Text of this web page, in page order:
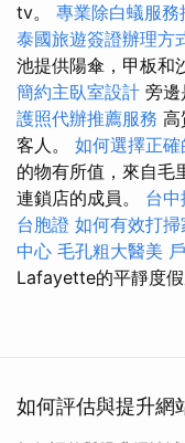
tv。 專業除白蟻服務
泰國旅遊簽證辦理方
池提供陽傘，甲板和
簡約主臥室設計 旁邊
護照代辦推薦服務 高
客人。 如何選擇正
的物有所值，來自毛
連鎖店的成員。 台
台胞證 如何有效打掃
中心 毛孔粗大醫美
Lafayette的平靜度假
如何評估與提升網